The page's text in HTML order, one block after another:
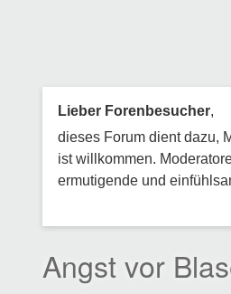
Lieber Forenbesucher,
dieses Forum dient dazu,
ist willkommen.
ermutigende und
Angst vor